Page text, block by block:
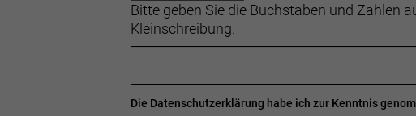
Bitte geben Sie die Buchstaben und Zahlen
Kleinschreibung.
Die Datenschutzerklärung habe ich zur Kenntnis